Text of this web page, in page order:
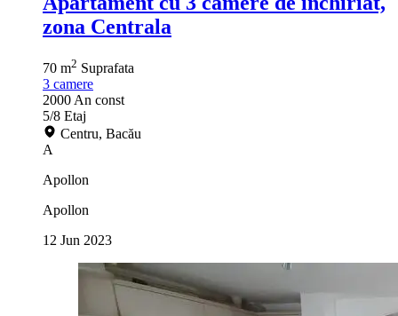
zona Centrala
70 m2 Suprafata
3 camere
2000 An const
5/8 Etaj
Centru, Bacău
A
Apollon
Apollon
12 Jun 2023